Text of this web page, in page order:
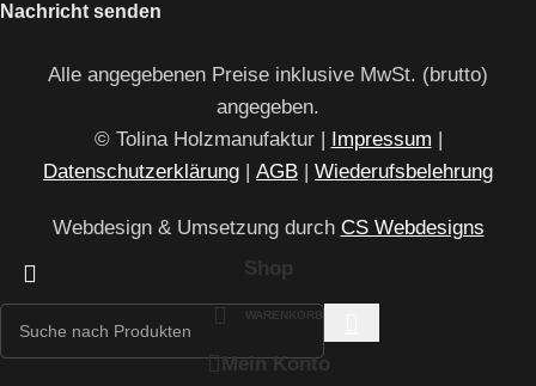
Nachricht senden
Alle angegebenen Preise inklusive MwSt. (brutto)
angegeben.
© Tolina Holzmanufaktur |
Impressum
Datenschutzerklärung
AGB Wiederufsbelehrung
Webdesign & Umsetzung durch CS Webdesigns
Shop
WARENKORB
Mein Konto